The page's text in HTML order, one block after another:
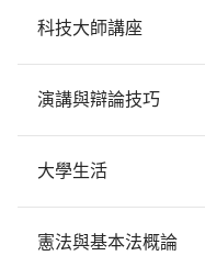
科技大師講座
演講與辯論技巧
大學生活
憲法與基本法概論